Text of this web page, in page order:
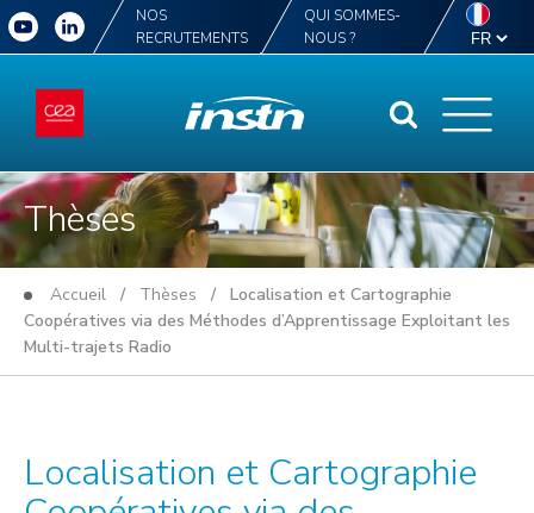
NOS
RECRUTEMENTS
QUI SOMMES-
NOUS ?
Thèses
Accueil / Thèses / Localisation et Cartographie
Coopératives via des Méthodes d’Apprentissage Exploitant les
Multi-trajets Radio
Localisation et Cartographie